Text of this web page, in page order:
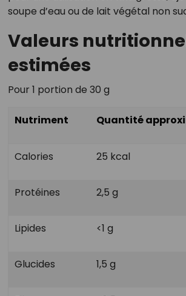
soupe d’eau ou de lait végétal non
Valeurs
estimées
Pour 1 portion de 30 g
Nutriment Quantité
Calories 25 kcal
Protéines 2,5 g
Lipides <1 g
Glucides 1,5 g